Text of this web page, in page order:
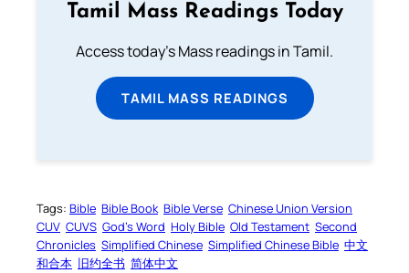
Tamil Mass Readings Today
Access today's Mass readings in Tamil.
TAMIL MASS READINGS
Tags: Bible Bible Book Bible Verse Chinese Union Version
CUV CUVS God’s Word Holy Bible Old Testament Second
Chronicles Simplified Chinese Simplified Chinese Bible 中文
和合本 旧约全书 简体中文